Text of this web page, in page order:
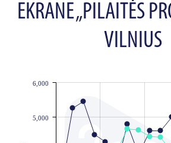
EKRANE „PILAITĖS
VILNIUS
5,000
6,000 JS chart by amCharts